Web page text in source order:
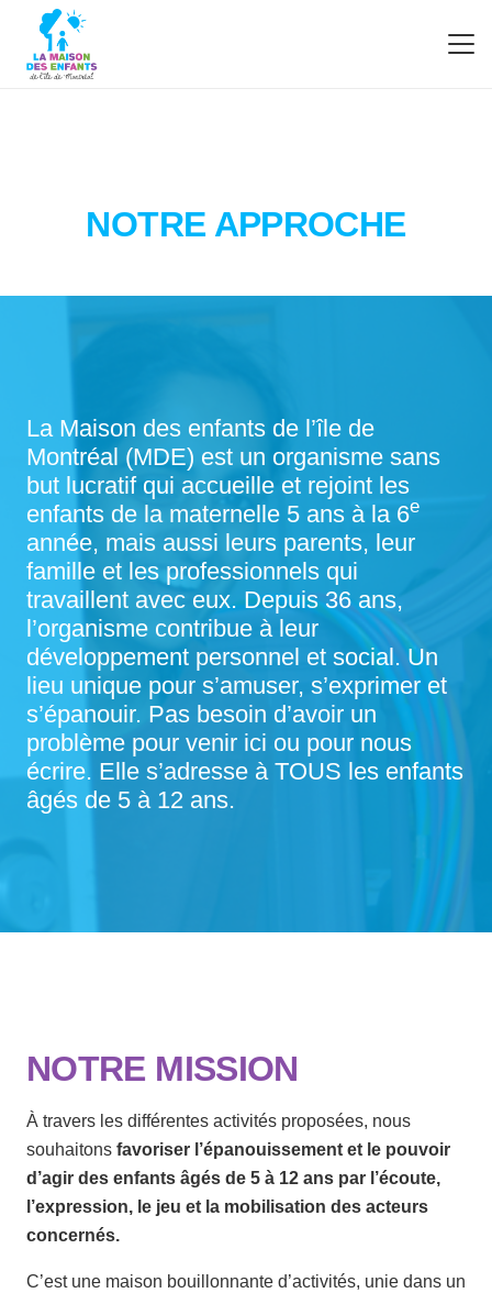
NOTRE APPROCHE
La Maison des enfants de l’île de
Montréal (MDE) est un organisme sans
but lucratif qui accueille et rejoint les
enfants de la maternelle 5 ans à la 6e
année, mais aussi leurs parents, leur
famille et les professionnels qui
travaillent avec eux. Depuis 36 ans,
l’organisme contribue à leur
développement personnel et social. Un
lieu unique pour s’amuser, s’exprimer et
s’épanouir. Pas besoin d’avoir un
problème pour venir ici ou pour nous
écrire. Elle s’adresse à TOUS les enfants
âgés de 5 à 12 ans.
NOTRE MISSION
À travers les différentes activités proposées, nous
souhaitons favoriser l’épanouissement et le pouvoir
d’agir des enfants âgés de 5 à 12 ans par l’écoute,
l’expression, le jeu et la mobilisation des acteurs
concernés.
C’est une maison bouillonnante d’activités, unie dans un